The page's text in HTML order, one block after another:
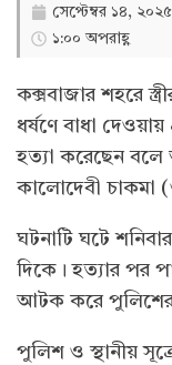
সেপ্টেম্বর ১৪, ২০২৫
১:০০ অপরাহ্ণ
কক্সবাজার শহরে
ধর্ষণে বাধা
হত্যা করেছেন বলে
কালোদেবী চাকমা
ঘটনাটি ঘটে
দিকে। হত্যার পর
আটক করে পুলিশের
পুলিশ ও স্থানীয়